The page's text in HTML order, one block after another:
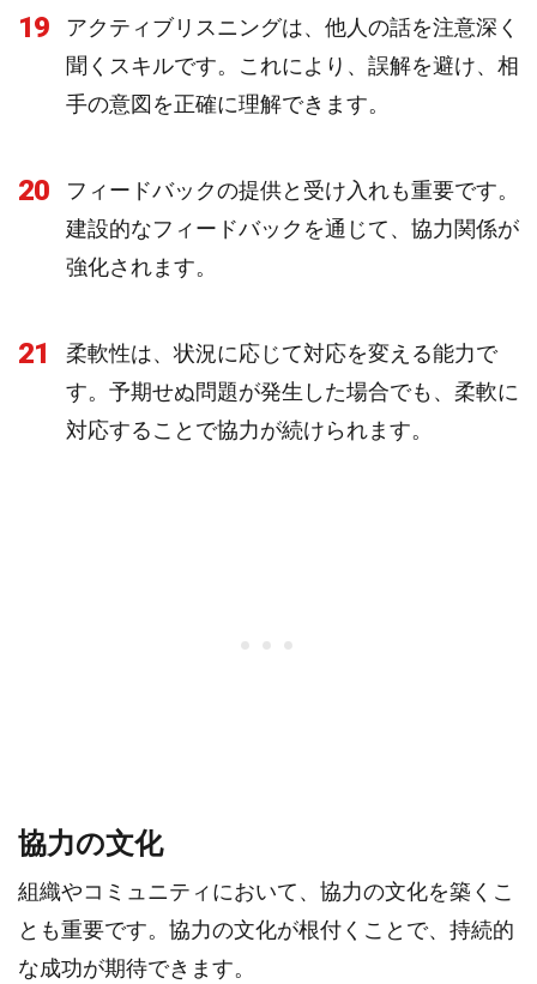
19
アクティブリスニングは、他人の話を注意深く
聞くスキルです。これにより、誤解を避け、相
手の意図を正確に理解できます。
20
フィードバックの提供と受け入れも重要です。
建設的なフィードバックを通じて、協力関係が
強化されます。
21
柔軟性は、状況に応じて対応を変える能力で
す。予期せぬ問題が発生した場合でも、柔軟に
対応することで協力が続けられます。
協力の文化
組織やコミュニティにおいて、協力の文化を築くこ
とも重要です。協力の文化が根付くことで、持続的
な成功が期待できます。